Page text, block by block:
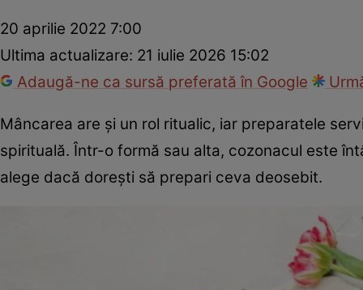
20 aprilie 2022 7:00
Ultima actualizare: 21 iulie 2026 15:02
Adaugă-ne ca sursă preferată în Google
Mâncarea are și un rol ritualic, iar preparatele
spirituală. Într-o formă sau alta, cozonacul este
alege dacă dorești să prepari ceva deosebit.